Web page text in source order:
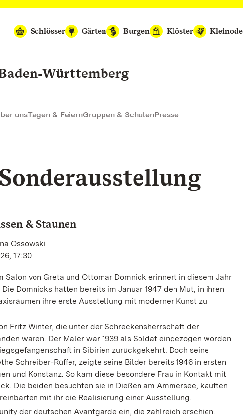
Schlösser
Gärten Burgen Klöster Kleinode
unsTagen & FeiernGruppen & SchulenPresse
& Staunen
Ossowski
17:30
Salon von Greta und Ottomar Domnick erinnert in diesem Jahr
Domnicks hatten bereits im Januar 1947 den Mut, in ihren
ihre erste Ausstellung mit moderner Kunst zu
Fritz Winter, die unter der Schreckensherrschaft der
waren. Der Maler war 1939 als Soldat eingezogen worden
in Sibirien zurückgekehrt. Doch seine
Schreiber-Rüffer, zeigte seine Bilder bereits 1946 in ersten
und Konstanz. So kam diese besondere Frau in Kontakt mit
Die beiden besuchten sie in Dießen am Ammersee, kauften
mit ihr die Realisierung einer Ausstellung.
der deutschen Avantgarde ein, die zahlreich erschien.